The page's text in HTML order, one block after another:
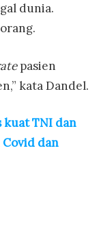
dunia.
pasien
kata Dandel.
kuat TNI dan
dan